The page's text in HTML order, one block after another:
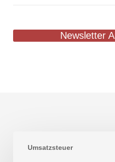
Newsletter
Umsatzsteuer
Entnahme